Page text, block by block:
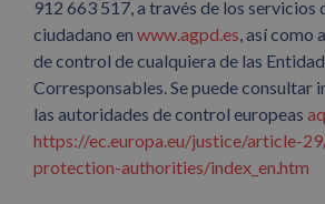
912 663 517, a través de los servicios
ciudadano en www.agpd.es, así como
de control de cualquiera de las
Corresponsables. Se puede consultar
las autoridades de control europeas
https://ec.europa.eu/justice/article-
protection-authorities/index_en.htm